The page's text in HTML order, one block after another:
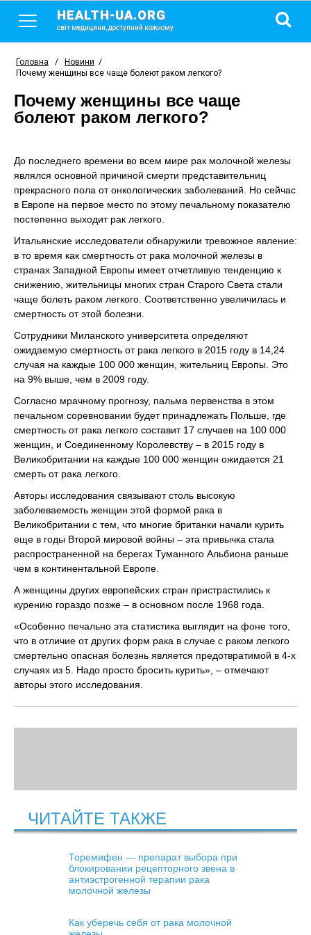
HEALTH-UA.ORG
світ медицини, доступний кожному
Головна / Новини /
Почему женщины все чаще болеют раком легкого?
Почему женщины все чаще
болеют раком легкого?
До последнего времени во всем мире рак молочной железы
являлся основной причиной смерти представительниц
прекрасного пола от онкологических заболеваний. Но сейчас
в Европе на первое место по этому печальному показателю
постепенно выходит рак легкого.
Итальянские исследователи обнаружили тревожное явление:
в то время как смертность от рака молочной железы в
странах Западной Европы имеет отчетливую тенденцию к
снижению, жительницы многих стран Старого Света стали
чаще болеть раком легкого. Соответственно увеличилась и
смертность от этой болезни.
Сотрудники Миланского университета определяют
ожидаемую смертность от рака легкого в 2015 году в 14,24
случая на каждые 100 000 женщин, жительниц Европы. Это
на 9% выше, чем в 2009 году.
Согласно мрачному прогнозу, пальма первенства в этом
печальном соревновании будет принадлежать Польше, где
смертность от рака легкого составит 17 случаев на 100 000
женщин, и Соединенному Королевству – в 2015 году в
Великобритании на каждые 100 000 женщин ожидается 21
смерть от рака легкого.
Авторы исследования связывают столь высокую
заболеваемость женщин этой формой рака в
Великобритании с тем, что многие британки начали курить
еще в годы Второй мировой войны – эта привычка стала
распространенной на берегах Туманного Альбиона раньше
чем в континентальной Европе.
А женщины других европейских стран пристрастились к
курению гораздо позже – в основном после 1968 года.
«Особенно печально эта статистика выглядит на фоне того,
что в отличие от других форм рака в случае с раком легкого
смертельно опасная болезнь является предотвратимой в 4-х
случаях из 5. Надо просто бросить курить», – отмечают
авторы этого исследования.
ЧИТАЙТЕ ТАКЖЕ
Торемифен — препарат выбора при
блокировании рецепторного звена в
антиэстрогенной терапии рака
молочной железы
Как уберечь себя от рака молочной